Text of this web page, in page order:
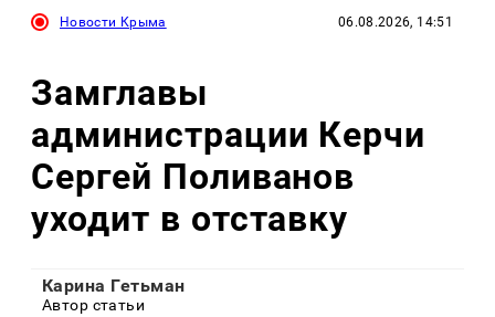
Новости Крыма 06.08.2026, 14:51
Замглавы
администрации Керчи
Сергей Поливанов
уходит в отставку
Карина Гетьман
Автор статьи